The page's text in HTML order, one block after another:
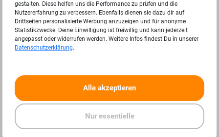
« »
gestalten. Diese helfen uns die Performance zu prüfen und die
Nutzererfahrung zu verbessern. Ebenfalls dienen sie dazu dir auf
Drittseiten personalisierte Werbung anzuzeigen und für anonyme
Statistikzwecke. Deine Einwilligung ist freiwillig und kann jederzeit
angepasst oder widerrufen werden. Weitere Infos findest Du in unserer
Datenschutzerklärung.
Alle akzeptieren
Nur essentielle